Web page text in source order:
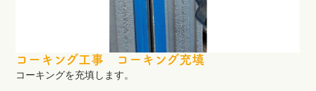
コーキング工事 コーキング充填
コーキングを充填します。